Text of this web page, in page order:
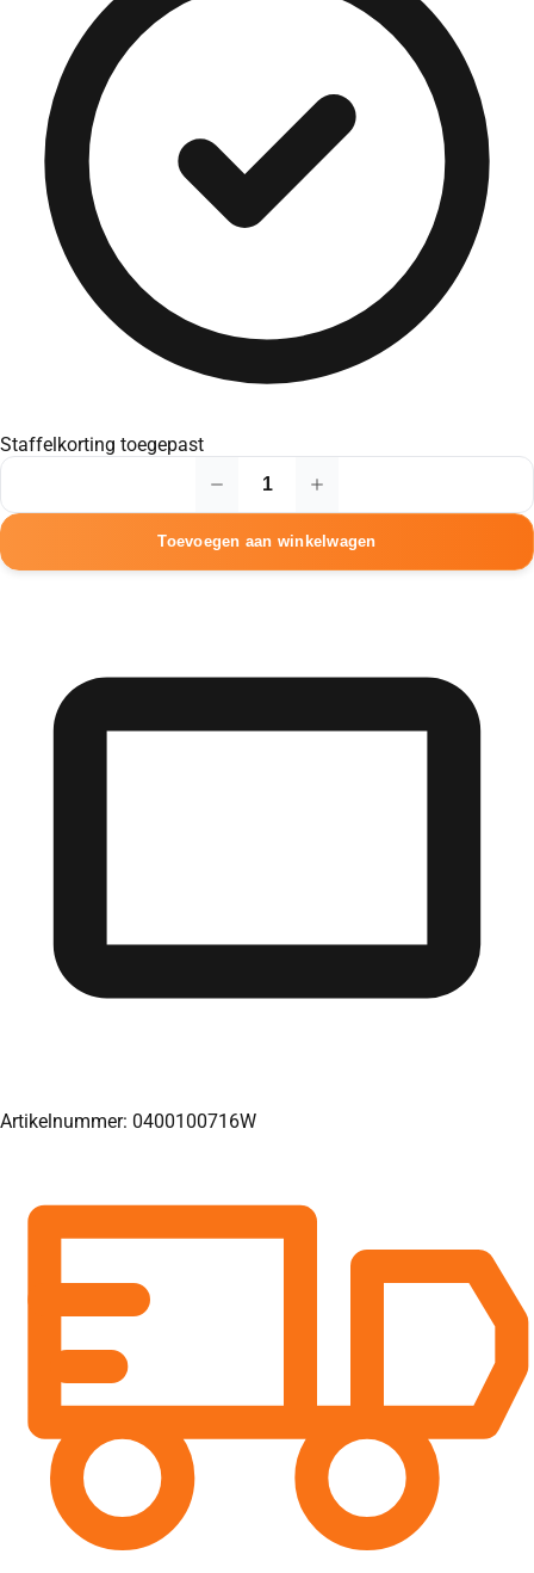
Staffelkorting toegepast
Halsketting
display
aantal
Toevoegen aan winkelwagen
Artikelnummer: 0400100716W